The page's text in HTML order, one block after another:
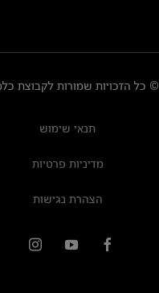
© כל הזכויות שמורות לקבוצת
תנאי שימוש
מדיניות פרטיות
הצהרת נגישות